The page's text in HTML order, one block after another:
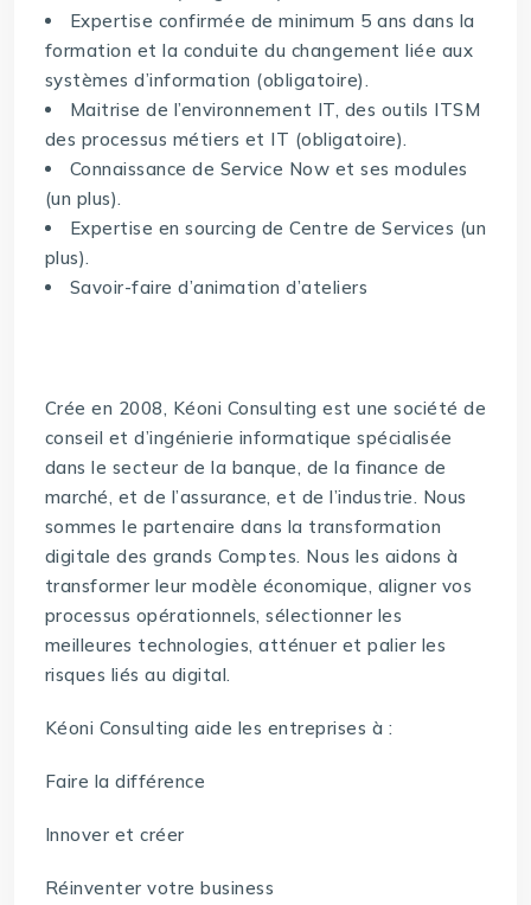
Expertise confirmée de minimum 5 ans dans la
formation et la conduite du changement liée aux
systèmes d’information (obligatoire).
Maitrise de l’environnement IT, des outils ITSM
des processus métiers et IT (obligatoire).
Connaissance de Service Now et ses modules
(un plus).
Expertise en sourcing de Centre de Services (un
plus).
Savoir-faire d’animation d’ateliers
Crée en 2008, Kéoni Consulting est une société de
conseil et d’ingénierie informatique spécialisée
dans le secteur de la banque, de la finance de
marché, et de l’assurance, et de l’industrie. Nous
sommes le partenaire dans la transformation
digitale des grands Comptes. Nous les aidons à
transformer leur modèle économique, aligner vos
processus opérationnels, sélectionner les
meilleures technologies, atténuer et palier les
risques liés au digital.
Kéoni Consulting aide les entreprises à :
Faire la différence
Innover et créer
Réinventer votre business